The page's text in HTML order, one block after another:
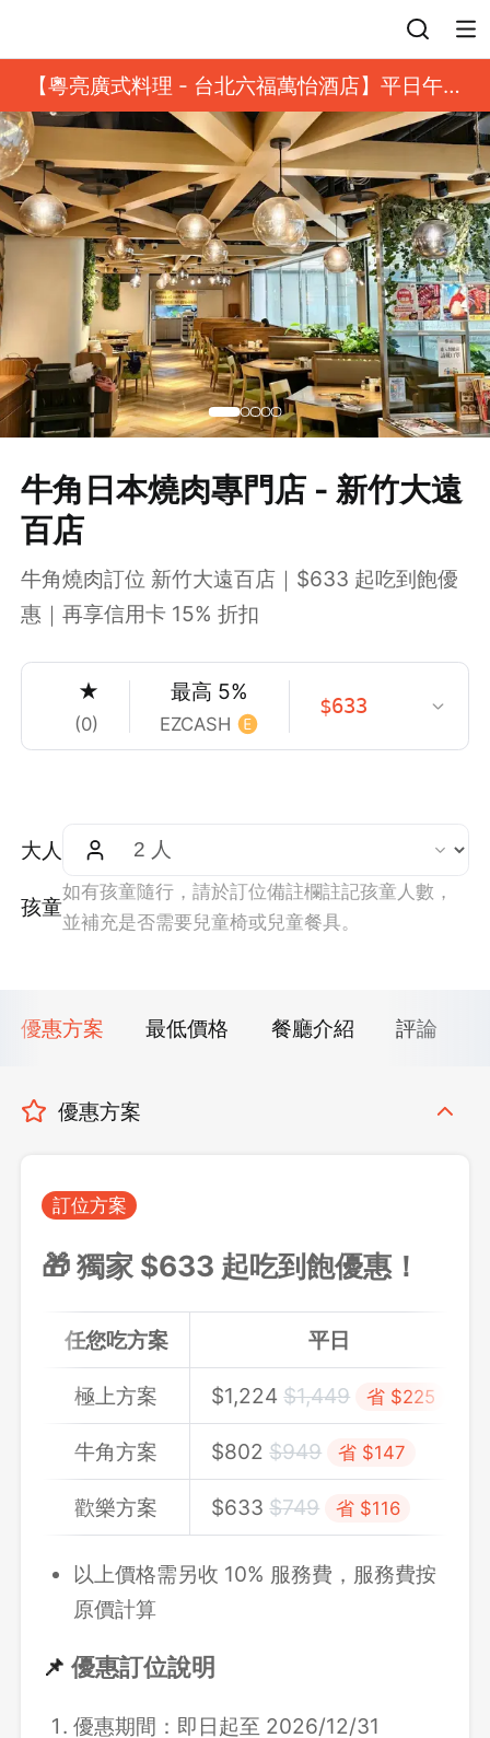
【粵亮廣式料理 - 台北六福萬怡酒店】平日午餐
8 折起｜靓港點套餐
牛角日本燒肉專門店 - 新竹大遠
百店
牛角燒肉訂位 新竹大遠百店｜$633 起吃到飽優
惠｜再享信用卡 15% 折扣
★
(0)
最高 5%
EZCASH
$633
大人
孩童
如有孩童隨行，請於訂位備註欄註記孩童人數，
並補充是否需要兒童椅或兒童餐具。
優惠方案 最低價格 餐廳介紹 評論
優惠方案
訂位方案
🎁 獨家 $633 起吃到飽優惠！
任您吃方案 平日
極上方案 $1,224 $1,449 省 $225
牛角方案 $802 $949 省 $147
歡樂方案 $633 $749 省 $116
以上價格需另收 10% 服務費，服務費按
原價計算
📌 優惠訂位說明
優惠期間：即日起至 2026/12/31